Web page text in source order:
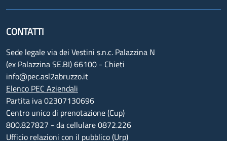
CONTATTI
Sede legale via dei Vestini s.n.c. Palazzina N
(ex Palazzina SE.BI) 66100 - Chieti
info@pec.asl2abruzzo.it
Elenco PEC Aziendali
Partita iva 02307130696
Centro unico di prenotazione (Cup)
800.827827 - da cellulare 0872.226
Ufficio relazioni con il pubblico (Urp)